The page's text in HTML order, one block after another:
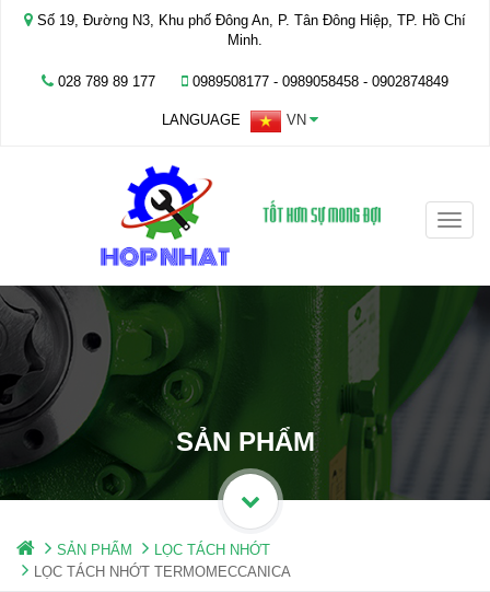
Số 19, Đường N3, Khu phố Đông An, P. Tân Đông Hiệp, TP. Hồ Chí
Minh.
028 789 89 177 0989508177 - ‭0989058458‬ - 0902874849
LANGUAGE VN
Toggle
SẢN PHẨM
SẢN PHẨM
LỌC TÁCH NHỚT
LỌC TÁCH NHỚT TERMOMECCANICA